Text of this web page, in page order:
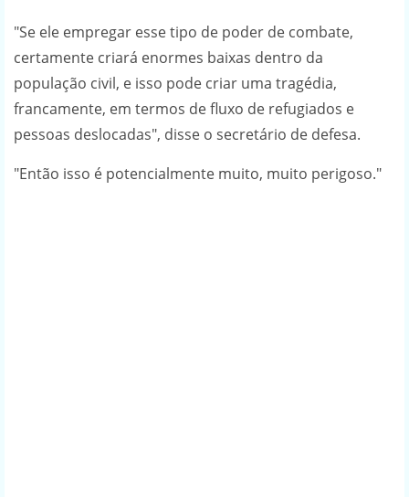
"Se ele empregar esse tipo de poder de combate,
certamente criará enormes baixas dentro da
população civil, e isso pode criar uma tragédia,
francamente, em termos de fluxo de refugiados e
pessoas deslocadas", disse o secretário de defesa.
"Então isso é potencialmente muito, muito perigoso."